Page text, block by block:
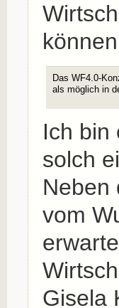
Das WF4.0-
als möglich in
Ich bin
solch
Neben
vom
Gisela